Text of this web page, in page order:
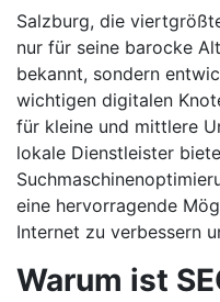
Salzburg, die
nur für seine barocke
bekannt, sondern
wichtigen digitalen
für kleine und mittlere
lokale Dienstleister
eine hervorragende
Internet zu verbessern
Warum ist